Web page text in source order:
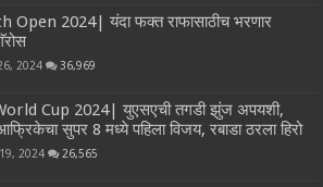
Open 2024| यंदा फक्त राफासाठीच भरणार
2024 36,969
Cup 2024| युएसएची तगडी झुंज अपयशी,
सुपर 8 मध्ये पहिला विजय, रबाडा ठरला हिरो
2024 26,565